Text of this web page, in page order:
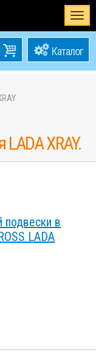
товаров0
на0
XRAY.
подвески в
LADA